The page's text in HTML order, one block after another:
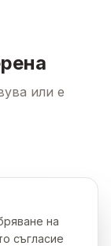
или е
на
съгласие